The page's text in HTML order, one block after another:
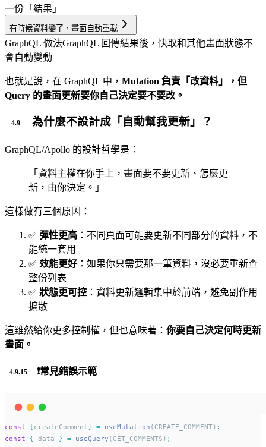
一份「結果」
有時候資料變了，畫面自動重載
GraphQL 做法GraphQL 回傳結果後，快取和其他畫面狀態不
會自動變動
也就是說，在 GraphQL 中， Mutation 負責「改資料」，但
Query 的畫面更新要你自己決定要不要改。
為什麼不設計成「自動幫我更新」？
GraphQL/Apollo 的設計哲學是：
「資料主權在你手上，畫面要不要更新、怎麼更
新，由你決定。」
這樣做有三個原因：
✅ 彈性更高 ：不同頁面可能要更新不同部分的資料，不
能統一套用
✅ 效能更好 ：如果你只需要那一筆資料，沒必要重新查
整份列表
✅ 狀態更可控 ：資料更新邏輯集中於前端，避免副作用
擴散
這雖然給你更多控制權，但也意味著： 你要自己決定何時更新
畫面。
❗常見錯誤示範
const [ createComment] = useMutation (CREATE_COMMENT) ;
const
{ data } = useQuery (GET_COMMENTS) ;